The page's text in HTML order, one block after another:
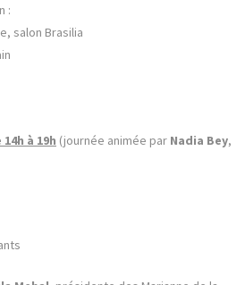
:
salon Brasilia
à 19h (journée animée par Nadia Bey,